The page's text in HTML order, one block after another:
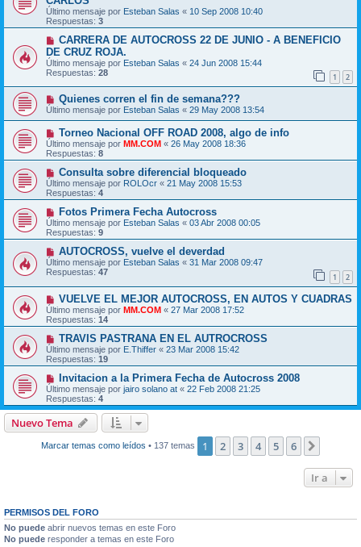
Último mensaje por Esteban Salas « 10 Sep 2008 10:40
Respuestas: 3
CARRERA DE AUTOCROSS 22 DE JUNIO - A BENEFICIO
DE CRUZ ROJA.
Último mensaje por Esteban Salas « 24 Jun 2008 15:44
Respuestas: 28 1 2
Quienes corren el fin de semana???
Último mensaje por Esteban Salas « 29 May 2008 13:54
Torneo Nacional OFF ROAD 2008, algo de info
Último mensaje por MM.COM « 26 May 2008 18:36
Respuestas: 8
Consulta sobre diferencial bloqueado
Último mensaje por ROLOcr « 21 May 2008 15:53
Respuestas: 4
Fotos Primera Fecha Autocross
Último mensaje por Esteban Salas « 03 Abr 2008 00:05
Respuestas: 9
AUTOCROSS, vuelve el deverdad
Último mensaje por Esteban Salas « 31 Mar 2008 09:47
Respuestas: 47 1 2
VUELVE EL MEJOR AUTOCROSS, EN AUTOS Y CUADRAS
Último mensaje por MM.COM « 27 Mar 2008 17:52
Respuestas: 14
TRAVIS PASTRANA EN EL AUTROCROSS
Último mensaje por E.Thiffer « 23 Mar 2008 15:42
Respuestas: 19
Invitacion a la Primera Fecha de Autocross 2008
Último mensaje por jairo solano at « 22 Feb 2008 21:25
Respuestas: 4
Nuevo Tema
Marcar temas como leídos • 137 temas 1 2 3 4 5 6
Ir a
PERMISOS DEL FORO
No puede abrir nuevos temas en este Foro
No puede responder a temas en este Foro